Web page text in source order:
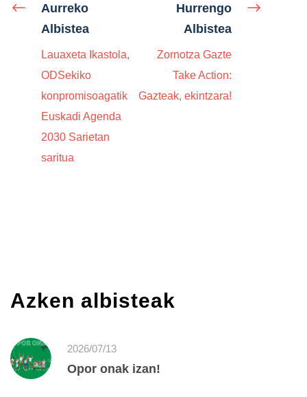
Aurreko
Albistea
Lauaxeta Ikastola,
ODSekiko
konpromisoagatik
Euskadi Agenda
2030 Sarietan
saritua
Hurrengo
Albistea
Zornotza Gazte
Take Action:
Gazteak, ekintzara!
Azken albisteak
2026/07/13
Opor onak izan!